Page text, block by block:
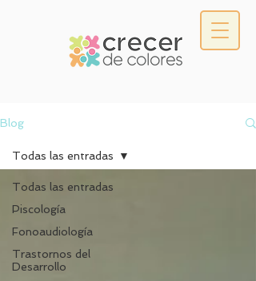
Blog
Todas las entradas
Piscología
Fonoaudiología
Trastornos del
Desarrollo
Todas las entradas